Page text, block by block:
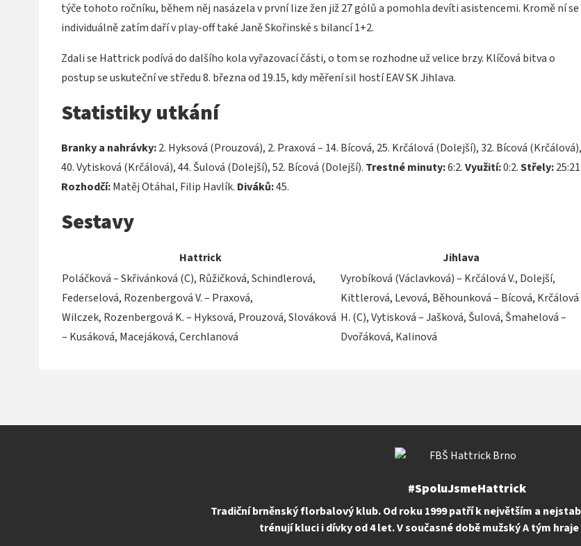
týče tohoto ročníku, během něj nasázela v první lize žen již 27 gólů a pomohla devíti asistencemi. Kromě ní se
individuálně zatím daří v play-off také Janě Skořinské s bilancí 1+2.
Zdali se Hattrick podívá do dalšího kola vyřazovací části, o tom se rozhodne už velice brzy. Klíčová bitva o
postup se uskuteční ve středu 8. března od 19.15, kdy měření sil hostí EAV SK Jihlava.
Statistiky utkání
Branky a nahrávky:2. Hyksová (Prouzová), 2. Praxová – 14. Bícová, 25. Krčálová (Dolejší), 32. Bícová (Krčálová),
40. Vytisková (Krčálová), 44. Šulová (Dolejší), 52. Bícová (Dolejší). Trestné minuty:6:2.Využití:0:2.Střely:25:21.
Rozhodčí:Matěj Otáhal, Filip Havlík. Diváků:45.
Sestavy
Hattrick
Jihlava
Poláčková – Skřivánková (C), Růžičková, Schindlerová,
Federselová, Rozenbergová V. – Praxová,
Wilczek, Rozenbergová K. – Hyksová, Prouzová, Slováková
– Kusáková, Macejáková, Cerchlanová
Vyrobíková (Václavková) – Krčálová V., Dolejší,
Kittlerová, Levová, Běhounková – Bícová, Krčálová
H. (C), Vytisková – Jašková, Šulová, Šmahelová –
Dvořáková, Kalinová
#SpoluJsmeHattrick
Tradiční brněnský florbalový klub. Od roku 1999 patří k největším a
trénují kluci i dívky od 4 let. V současné době mužský A tým